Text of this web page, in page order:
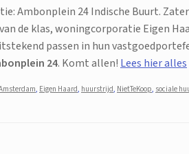
Ambonplein 24 Indische Buurt.
de klas, woningcorporatie Eigen
passen in hun
24. Komt allen! Lees hier alles
, Eigen Haard, huurstrijd, NietTeKoop, sociale